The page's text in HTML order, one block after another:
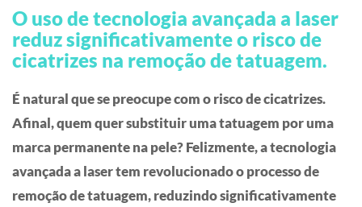
O uso de tecnologia avançada a laser
reduz significativamente o risco de
cicatrizes na remoção de tatuagem.
É natural que se preocupe com o risco de cicatrizes.
Afinal, quem quer substituir uma tatuagem por uma
marca permanente na pele? Felizmente, a tecnologia
avançada a laser tem revolucionado o processo de
remoção de tatuagem, reduzindo significativamente